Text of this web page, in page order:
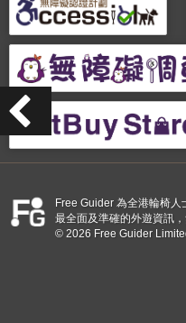
Free Guider 為全港輪椅
最全面及準確的外遊資訊，
© 2026 Free Guider